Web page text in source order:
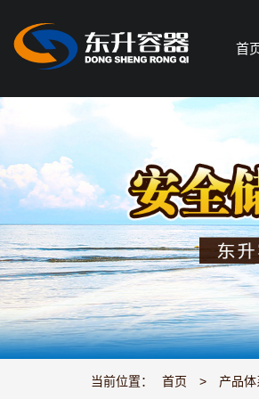
首
当前位置： 首页 > 产品体